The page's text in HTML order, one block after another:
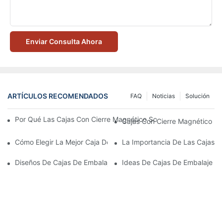
Enviar Consulta Ahora
ARTÍCULOS RECOMENDADOS Solución
Noticias
FAQ
Por Qué Las Cajas Con Cierre Magnético Son La Mejor Opción
Cajas Con Cierre Magnético
Cómo Elegir La Mejor Caja De Embalaje Para Productos De
La Importancia De Las Cajas
Diseños De Cajas De Embalaje Para Productos De Cuidado
Ideas De Cajas De Embalaje